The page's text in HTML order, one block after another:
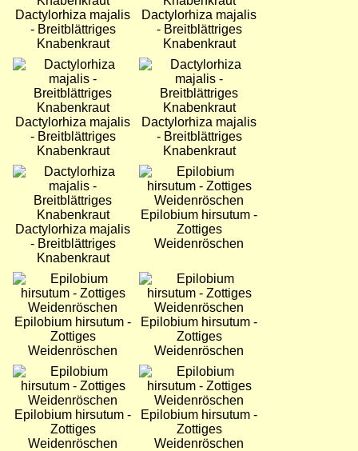
Dactylorhiza majalis
- Breitblättriges
Knabenkraut
Dactylorhiza majalis
- Breitblättriges
Knabenkraut
Bild
Dactylorhiza majalis
- Breitblättriges
Knabenkraut
Bild
Dactylorhiza majalis
- Breitblättriges
Knabenkraut
Bild
Dactylorhiza majalis
- Breitblättriges
Knabenkraut
Bild
Epilobium hirsutum -
Zottiges
Weidenröschen
Bild
Epilobium hirsutum -
Zottiges
Weidenröschen
Bild
Epilobium hirsutum -
Zottiges
Weidenröschen
Bild
Epilobium hirsutum -
Zottiges
Weidenröschen
Bild
Epilobium hirsutum -
Zottiges
Weidenröschen